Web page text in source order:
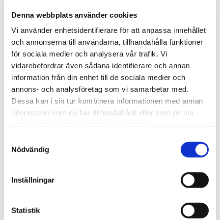
Denna webbplats använder cookies
Vi använder enhetsidentifierare för att anpassa innehållet
och annonserna till användarna, tillhandahålla funktioner
för sociala medier och analysera vår trafik. Vi
vidarebefordrar även sådana identifierare och annan
information från din enhet till de sociala medier och
annons- och analysföretag som vi samarbetar med.
Dessa kan i sin tur kombinera informationen med annan
information som du har tillhandahållit eller som de har
Nödvändig
Inställningar
Statistik
Hur penningtvätt påverkar samhället
Penningtvätt är inte bara ett brott som påverkar de direkt
inblandade; det har också bredare konsekvenser för
samhället. Genom att möjliggöra för brottslingar att
omsätta sina olagliga inkomster, undergräver
penningtvätt det finansiella systemets integritet och kan
bidra till en ökning av annan kriminell verksamhet.
både individer och företag är medvetna om de
några förebyggande åtgärder: